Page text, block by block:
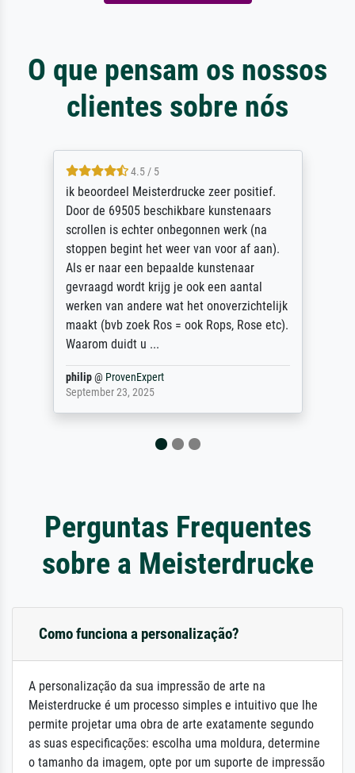
O que pensam os nossos
clientes sobre nós
4.5 / 5
ik beoordeel Meisterdrucke zeer positief.
Door de 69505 beschikbare kunstenaars
scrollen is echter onbegonnen werk (na
stoppen begint het weer van voor af aan).
Als er naar een bepaalde kunstenaar
gevraagd wordt krijg je ook een aantal
werken van andere wat het onoverzichtelijk
maakt (bvb zoek Ros = ook Rops, Rose etc).
Waarom duidt u ...
philip@ ProvenExpert
September 23, 2025
Perguntas Frequentes
sobre a Meisterdrucke
Como funciona a personalização?
A personalização da sua impressão de arte na
Meisterdrucke é um processo simples e intuitivo que lhe
permite projetar uma obra de arte exatamente segundo
as suas especificações: escolha uma moldura, determine
o tamanho da imagem, opte por um suporte de impressão